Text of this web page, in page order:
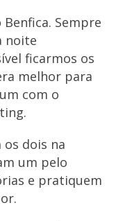
Sempre
noite
ficarmos os
melhor para
com o
dois na
um pelo
e pratiquem